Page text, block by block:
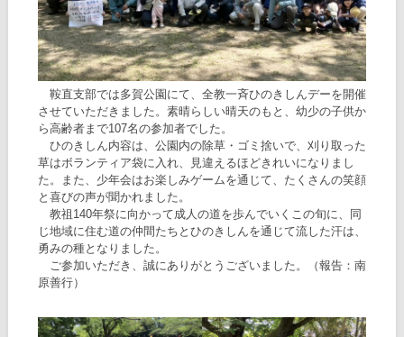
鞍直支部では多賀公園にて、全教一斉ひのきしんデーを開催
させていただきました。素晴らしい晴天のもと、幼少の子供か
ら高齢者まで107名の参加者でした。
ひのきしん内容は、公園内の除草・ゴミ捨いで、刈り取った
草はボランティア袋に入れ、見違えるほどきれいになりまし
た。また、少年会はお楽しみゲームを通じて、たくさんの笑顔
と喜びの声が聞かれました。
教祖140年祭に向かって成人の道を歩んでいくこの旬に、同
じ地域に住む道の仲間たちとひのきしんを通じて流した汗は、
勇みの種となりました。
ご参加いただき、誠にありがとうございました。（報告：南
原善行）